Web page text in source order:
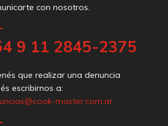
con nosotros.
9 11 2845-2375
que realizar una denuncia
escribirnos a:
master.com.ar